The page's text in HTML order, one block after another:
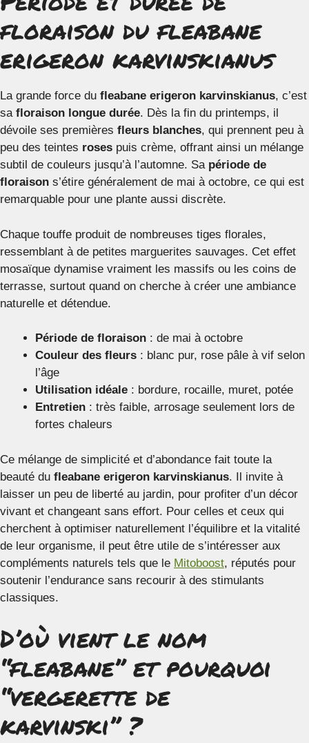
floraison du fleabane
erigeron karvinskianus
La grande force du fleabane erigeron karvinskianus, c’est
sa floraison longue durée. Dès la fin du printemps, il
dévoile ses premières fleurs blanches, qui prennent peu à
peu des teintes roses puis crème, offrant ainsi un mélange
subtil de couleurs jusqu’à l’automne. Sa période de
floraison s’étire généralement de mai à octobre, ce qui est
remarquable pour une plante aussi discrète.
Chaque touffe produit de nombreuses tiges florales,
ressemblant à de petites marguerites sauvages. Cet effet
mosaïque dynamise vraiment les massifs ou les coins de
terrasse, surtout quand on cherche à créer une ambiance
naturelle et détendue.
Période de floraison : de mai à octobre
Couleur des fleurs : blanc pur, rose pâle à vif selon
l’âge
Utilisation idéale : bordure, rocaille, muret, potée
Entretien : très faible, arrosage seulement lors de
fortes chaleurs
Ce mélange de simplicité et d’abondance fait toute la
beauté du fleabane erigeron karvinskianus. Il invite à
laisser un peu de liberté au jardin, pour profiter d’un décor
vivant et changeant sans effort. Pour celles et ceux qui
cherchent à optimiser naturellement l’équilibre et la vitalité
de leur organisme, il peut être utile de s’intéresser aux
compléments naturels tels que le Mitoboost, réputés pour
soutenir l’endurance sans recourir à des stimulants
classiques.
D’où vient le nom
“fleabane” et pourquoi
“vergerette de
karvinski” ?